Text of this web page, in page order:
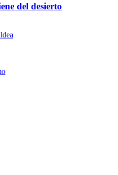
del desierto